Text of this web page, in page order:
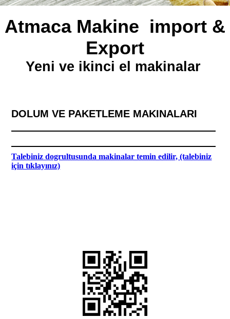
Atmaca Makine import &
Export
Yeni ve ikinci el makinalar
DOLUM VE PAKETLEME MAKINALARI
Talebiniz dogrultusunda makinalar temin edilir, (talebiniz
için tıklayınız)